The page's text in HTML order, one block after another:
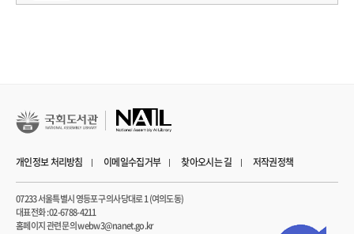
개인정보 처리방침 이메일수집거부 찾아오시는 길 저작권정책
07233 서울특별시 영등포구 의사당대로 1 (여의도동)
대표전화 : 02-6788-4211
홈페이지 관련 문의 webw3@nanet.go.kr